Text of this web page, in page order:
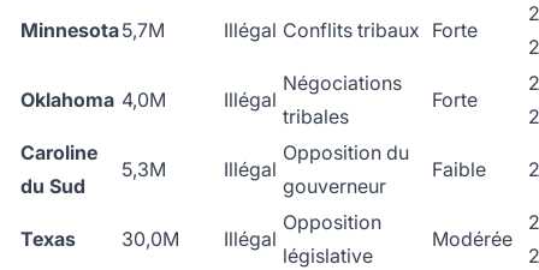
Minnesota5,7M Illégal Conflits tribaux Forte
Oklahoma 4,0M Illégal
Négociations
tribales
Forte
Caroline
du Sud
5,3M Illégal
Opposition du
gouverneur
Faible
Texas 30,0M Illégal
Opposition
législative
Modérée